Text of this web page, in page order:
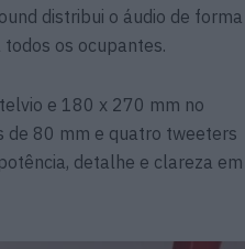
distribui o áudio de forma
os ocupantes.
e 180 x 270 mm no
de 80 mm e quatro tweeters
detalhe e clareza em